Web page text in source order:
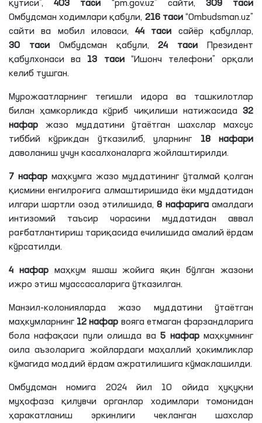
қутиси”,403 таси “pm.gov.uz” сайти, 309 таси
Омбудсман ходимлари қабули, 216 таси“Ombudsman.uz”
сайти ва мобил иловаси,44 таси сайёр қабуллар,
30 тасиОмбудсман қабули,24 таси Президент
қабулхонаси ва 13 таси“Ишонч телефони” орқали
келиб тушган.
Мурожаатларнинг тегишли идора ва ташкилотлар
билан ҳамкорликда кўриб чиқилиши натижасида 32
нафар жазо муддатини ўтаётган шахслар махсус
тиббий кўрикдан ўтказилиб, уларнинг 18 нафари
даволаниш учун касалхоналарга жойлаштирилди.
7 нафармаҳкумга жазо муддатининг ўталмай қолган
қисмини енгилроғига алмаштиришида ёки муддатидан
илгари шартли озод этилишида,8 нафаригаамалдаги
интизомий таъсир чорасини муддатидан аввал
рағбатлантириш тариқасида ечилишида амалий ёрдам
кўрсатилди.
4 нафармаҳкум яшаш жойига яқин бўлган жазони
ижро этиш муассасаларига ўтказилган.
Манзил-колонияларда жазо муддатини ўтаётган
маҳкумларнинг 12 нафар вояга етмаган фарзандларига
бола нафақаси пули олишда ва5 нафармаҳкумнинг
оила аъзоларига жойлардаги маҳаллий ҳокимликлар
кўмагида моддий ёрдам ажратилишига кўмаклашилди.
Омбудсман номига 2024 йил 10 ойида ҳуқуқни
муҳофаза қилувчи органлар ходимлари томонидан
ҳаракатланиш эркинлиги чекланган шахслар